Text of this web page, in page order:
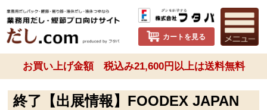
カートを見る
お買い上げ金額 税込み21,600円以上は送料無料
終了【出展情報】FOODEX JAPAN